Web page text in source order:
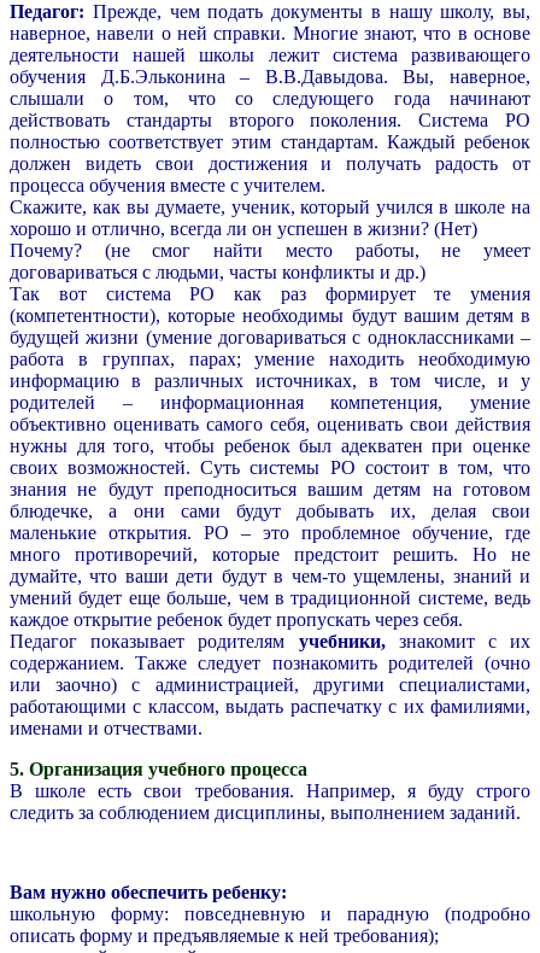
Педагог: Прежде, чем подать документы в нашу школу, вы,
наверное, навели о ней справки. Многие знают, что в основе
деятельности нашей школы лежит система развивающего
обучения Д.Б.Эльконина – В.В.Давыдова. Вы, наверное,
слышали о том, что со следующего года начинают
действовать стандарты второго поколения. Система РО
полностью соответствует этим стандартам. Каждый ребенок
должен видеть свои достижения и получать радость от
процесса обучения вместе с учителем.
Скажите, как вы думаете, ученик, который учился в школе на
хорошо и отлично, всегда ли он успешен в жизни? (Нет)
Почему? (не смог найти место работы, не умеет
договариваться с людьми, часты конфликты и др.)
Так вот система РО как раз формирует те умения
(компетентности), которые необходимы будут вашим детям в
будущей жизни (умение договариваться с одноклассниками –
работа в группах, парах; умение находить необходимую
информацию в различных источниках, в том числе, и у
родителей – информационная компетенция, умение
объективно оценивать самого себя, оценивать свои действия
нужны для того, чтобы ребенок был адекватен при оценке
своих возможностей. Суть системы РО состоит в том, что
знания не будут преподноситься вашим детям на готовом
блюдечке, а они сами будут добывать их, делая свои
маленькие открытия. РО – это проблемное обучение, где
много противоречий, которые предстоит решить. Но не
думайте, что ваши дети будут в чем-то ущемлены, знаний и
умений будет еще больше, чем в традиционной системе, ведь
каждое открытие ребенок будет пропускать через себя.
Педагог показывает родителям учебники,знакомит с их
содержанием. Также следует познакомить родителей (очно
или заочно) с администрацией, другими специалистами,
работающими с классом, выдать распечатку с их фамилиями,
именами и отчествами.
5. Организация учебного процесса
В школе есть свои требования. Например, я буду строго
следить за соблюдением дисциплины, выполнением заданий.
Вам нужно обеспечить ребенку:
школьную форму: повседневную и парадную (подробно
описать форму и предъявляемые к ней требования);